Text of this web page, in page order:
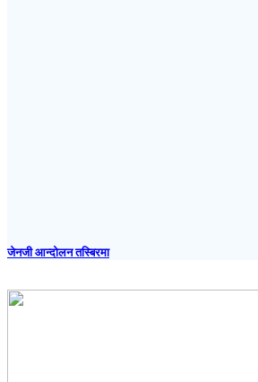
जेनजी आन्दोलन तस्बिरमा